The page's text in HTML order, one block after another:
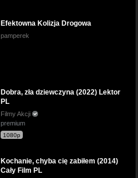
Efektowna Kolizja Drogowa
pamperek
Dobra, zła dziewczyna (2022) Lektor
PL
Filmy Akcji
premium
1080p
Kochanie, chyba cię zabiłem (2014)
Cały Film PL